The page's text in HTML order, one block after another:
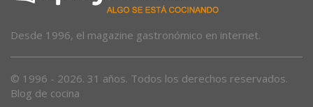
Desde 1996, el magazine gastronómico en internet.
© 1996 - 2026. 31 años. Todos los derechos reservados.
Blog de cocina